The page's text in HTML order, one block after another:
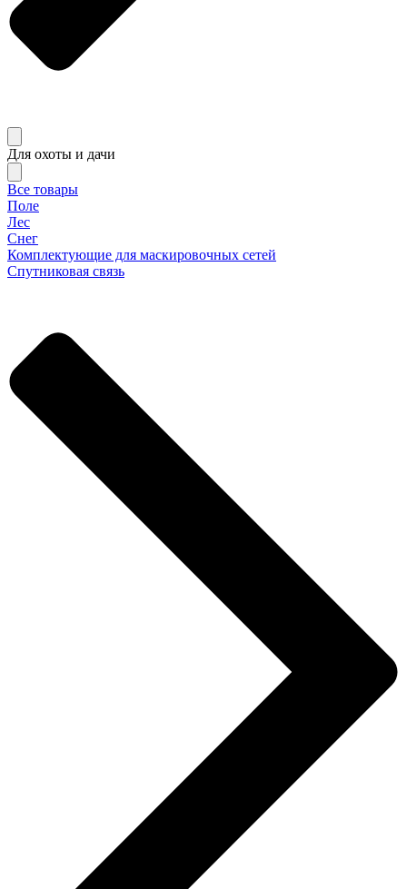
Для охоты и дачи
Все товары
Поле
Лес
Снег
Комплектующие для маскировочных сетей
Спутниковая связь